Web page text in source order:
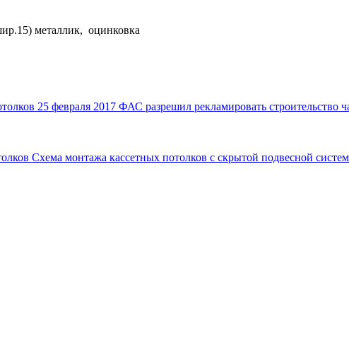
металлик, оцинковка
25 февраля 2017 ФАС разрешил рекламировать строительство
Схема монтажа кассетных потолков с скрытой подвесной